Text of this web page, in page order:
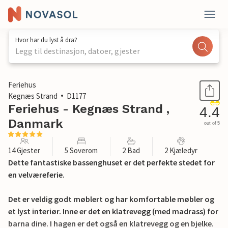
Hvor har du lyst å dra?
Legg til destinasjon, datoer, gjester
1 / 22
Feriehus
Kegnæs Strand
D1177
Feriehus - Kegnæs Strand ,
Danmark
4.4
out of 5
14 Gjester 5 Soverom 2 Bad 2 Kjæledyr
Dette fantastiske bassenghuset er det perfekte stedet for
en velværeferie.
Det er veldig godt møblert og har komfortable møbler og
et lyst interiør. Inne er det en klatrevegg (med madrass) for
barna dine. I hagen er det også en klatrevegg og en bjelke.